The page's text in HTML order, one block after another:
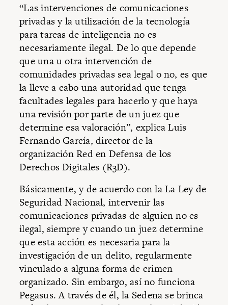
“Las intervenciones de comunicaciones
privadas y la utilización de la tecnología
para tareas de inteligencia no es
necesariamente ilegal. De lo que depende
que una u otra intervención de
comunidades privadas sea legal o no, es que
la lleve a cabo una autoridad que tenga
facultades legales para hacerlo y que haya
una revisión por parte de un juez que
determine esa valoración”, explica Luis
Fernando García, director de la
organización Red en Defensa de los
Derechos Digitales (R3D).
Básicamente, y de acuerdo con la La Ley de
Seguridad Nacional, intervenir las
comunicaciones privadas de alguien no es
ilegal, siempre y cuando un juez determine
que esta acción es necesaria para la
investigación de un delito, regularmente
vinculado a alguna forma de crimen
organizado. Sin embargo, así no funciona
Pegasus. A través de él, la Sedena se brinca